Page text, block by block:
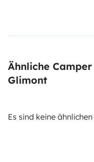
Ähnliche
Glimont
Es sind keine